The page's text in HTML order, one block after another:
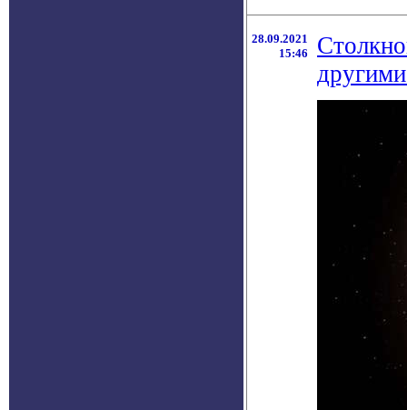
28.09.2021
15:46